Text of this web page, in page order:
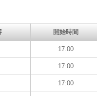
開始時間
17:00
17:00
17:00